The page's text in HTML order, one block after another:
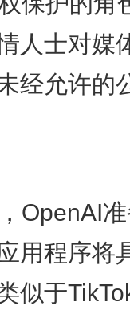
人士对媒
经允许的
OpenAI
用程序将
似于